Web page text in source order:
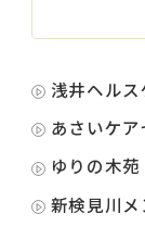
浅井ヘル
あさいケ
ゆりの木苑
新検見川